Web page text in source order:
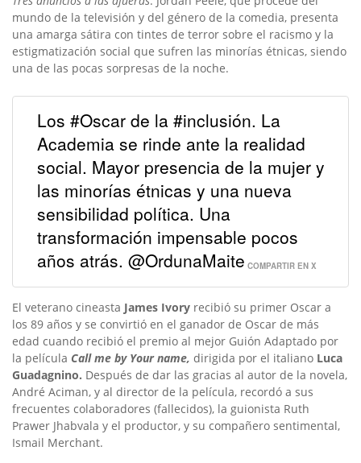
mundo de la televisión y del género de la comedia, presenta
una amarga sátira con tintes de terror sobre el racismo y la
estigmatización social que sufren las minorías étnicas, siendo
una de las pocas sorpresas de la noche.
Los #Oscar de la #inclusión. La
Academia se rinde ante la realidad
social. Mayor presencia de la mujer y
las minorías étnicas y una nueva
sensibilidad política. Una
transformación impensable pocos
años atrás. @OrdunaMaite COMPARTIR EN X
El veterano cineasta James Ivory recibió su primer Oscar a
los 89 años y se convirtió en el ganador de Oscar de más
edad cuando recibió el premio al mejor Guión Adaptado por
la película Call me by Your name, dirigida por el italiano Luca
Guadagnino. Después de dar las gracias al autor de la novela,
André Aciman, y al director de la película, recordó a sus
frecuentes colaboradores (fallecidos), la guionista Ruth
Prawer Jhabvala y el productor, y su compañero sentimental,
Ismail Merchant.